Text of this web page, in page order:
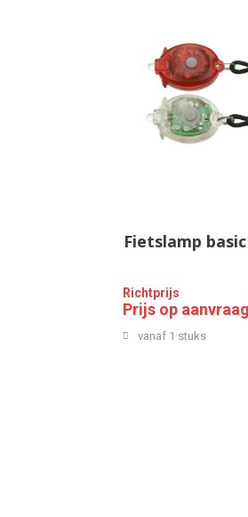
Fietslamp basic
Richtprijs
Prijs op aanvraag
vanaf 1 stuks